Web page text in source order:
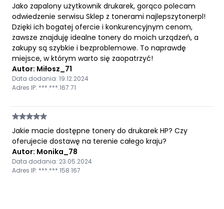
Jako zapalony użytkownik drukarek, gorąco polecam
odwiedzenie serwisu Sklep z tonerami najlepszytonerpl!
Dzięki ich bogatej ofercie i konkurencyjnym cenom,
zawsze znajduję idealne tonery do moich urządzeń, a
zakupy są szybkie i bezproblemowe. To naprawdę
miejsce, w którym warto się zaopatrzyć!
Autor: Miłosz_71
Data dodania: 19.12.2024
Adres IP: ***.***.167.71
Jakie macie dostępne tonery do drukarek HP? Czy
oferujecie dostawę na terenie całego kraju?
Autor: Monika_78
Data dodania: 23.05.2024
Adres IP: ***.***.158.167